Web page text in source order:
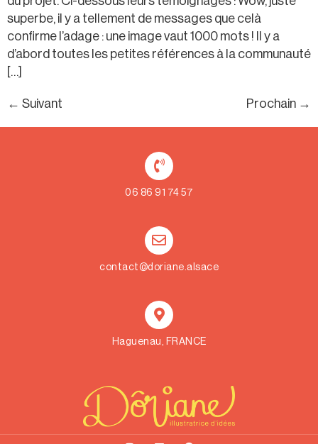
superbe, il y a tellement de messages que celà
confirme l’adage : une image vaut 1000 mots ! Il y a
d’abord toutes les petites références à la communauté
[…]
← Suivant Prochain →
06 86 91 74 57
contact@doriane.alsace
Haguenau, FRANCE